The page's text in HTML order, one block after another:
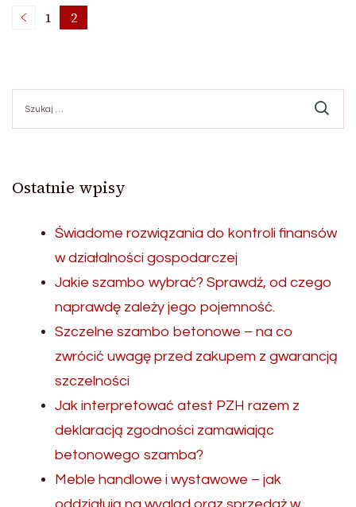
Stronicowanie
wpisów
Strona
1 Strona
2
Ostatnie wpisy
Świadome rozwiązania do kontroli finansów
w działalności gospodarczej
Jakie szambo wybrać? Sprawdź, od czego
naprawdę zależy jego pojemność.
Szczelne szambo betonowe – na co
zwrócić uwagę przed zakupem z gwarancją
szczelności
Jak interpretować atest PZH razem z
deklaracją zgodności zamawiając
betonowego szamba?
Meble handlowe i wystawowe – jak